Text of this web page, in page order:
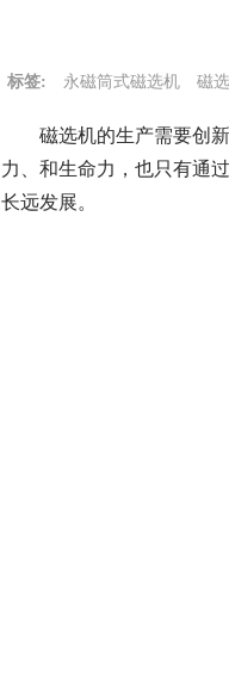
标签: 永磁筒式磁选机 磁
磁选机的生产需要创
力、和生命力，也只有通
长远发展。